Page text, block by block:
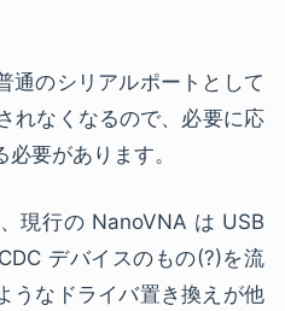
通のシリアルポートとして
れなくなるので、必要に応
要があります。
現行の NanoVNA は USB
デバイスのもの(?)を流
うなドライバ置き換えが他